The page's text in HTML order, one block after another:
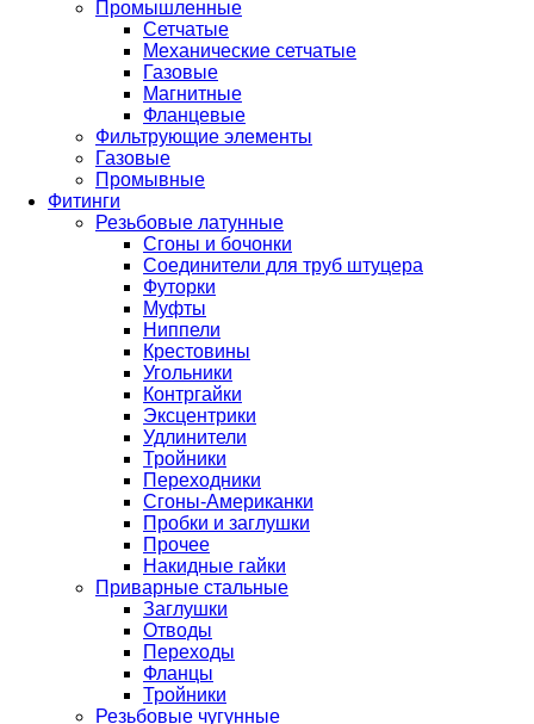
Промышленные
Сетчатые
Механические сетчатые
Газовые
Магнитные
Фланцевые
Фильтрующие элементы
Газовые
Промывные
Фитинги
Резьбовые латунные
Сгоны и бочонки
Соединители для труб штуцера
Футорки
Муфты
Ниппели
Крестовины
Угольники
Контргайки
Эксцентрики
Удлинители
Тройники
Переходники
Сгоны-Американки
Пробки и заглушки
Прочее
Накидные гайки
Приварные стальные
Заглушки
Отводы
Переходы
Фланцы
Тройники
Резьбовые чугунные